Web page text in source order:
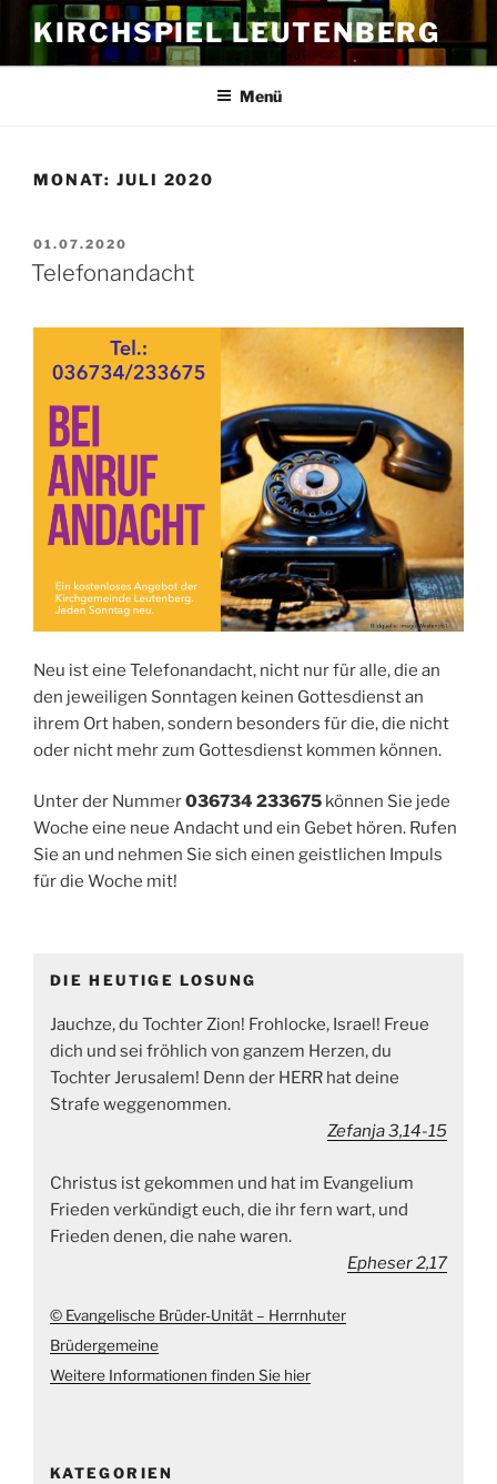
Zum
Inhalt
springen
KIRCHSPIEL LEUTENBERG
Menü
MONAT: JULI 2020
VERÖFFENTLICHT
AM
01.07.2020
Telefonandacht
Neu ist eine Telefonandacht, nicht nur für alle, die an
den jeweiligen Sonntagen keinen Gottesdienst an
ihrem Ort haben, sondern besonders für die, die nicht
oder nicht mehr zum Gottesdienst kommen können.
Unter der Nummer036734 233675 können Sie jede
Woche eine neue Andacht und ein Gebet hören. Rufen
Sie an und nehmen Sie sich einen geistlichen Impuls
für die Woche mit!
DIE HEUTIGE LOSUNG
Jauchze, du Tochter Zion! Frohlocke, Israel! Freue
dich und sei fröhlich von ganzem Herzen, du
Tochter Jerusalem! Denn der HERR hat deine
Strafe weggenommen.
Zefanja 3,14-15
Christus ist gekommen und hat im Evangelium
Frieden verkündigt euch, die ihr fern wart, und
Frieden denen, die nahe waren.
Epheser 2,17
© Evangelische Brüder-Unität – Herrnhuter
Brüdergemeine
Weitere Informationen finden Sie hier
KATEGORIEN